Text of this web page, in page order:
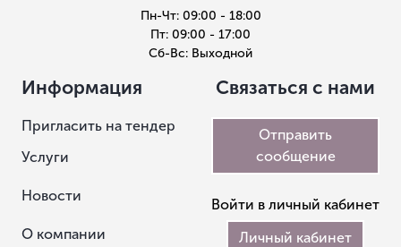
Пн-Чт: 09:00 - 18:00
Пт: 09:00 - 17:00
Сб-Вс: Выходной
Информация
Пригласить на тендер
Услуги
Новости
О компании
Связаться с нами
Отправить
сообщение
Войти в личный кабинет
Личный кабинет